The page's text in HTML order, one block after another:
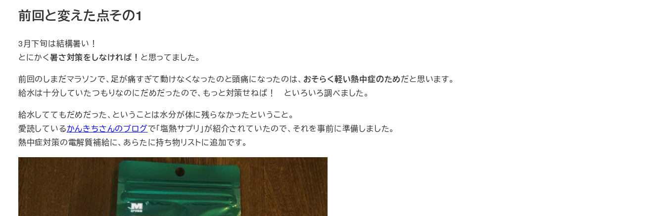
前回と変えた点その1
3月下旬は結構暑い！
とにかく暑さ対策をしなければ！ と思ってました。
前回のしまだマラソンで、足が痛すぎて動けなくなったのと頭痛になったのは、 おそらく軽い熱中症のためだと思います。
給水は十分していたつもりなのにだめだったので、もっと対策せねば！ といろいろ調べました。
給水しててもだめだった、ということは水分が体に残らなかったということ。
愛読しているかんきちさんのブログで「塩熱サプリ」が紹介されていたので、それを事前に準備しました。
熱中症対策の電解質補給に、あらたに持ち物リストに追加です。